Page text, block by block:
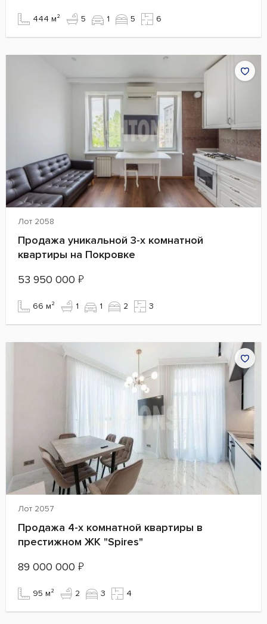
444 м² 5 1 5 6
Лот 2058
Продажа уникальной 3-х комнатной
квартиры на Покровке
53 950 000 ₽
66 м² 1 1 2 3
Лот 2057
Продажа 4-х комнатной квартиры в
престижном ЖК "Spires"
89 000 000 ₽
95 м² 2 3 4